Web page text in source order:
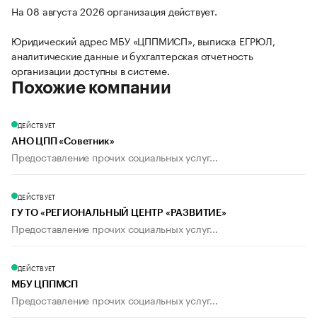
На 08 августа 2026 организация действует.
Юридический адрес МБУ «ЦППМИСП», выписка ЕГРЮЛ,
аналитические данные и бухгалтерская отчетность
организации доступны в системе.
Похожие компании
ДЕЙСТВУЕТ
АНО ЦПП «Советник»
Предоставление прочих социальных услуг...
ДЕЙСТВУЕТ
ГУ ТО «РЕГИОНАЛЬНЫЙ ЦЕНТР «РАЗВИТИЕ»
Предоставление прочих социальных услуг...
ДЕЙСТВУЕТ
МБУ ЦППМСП
Предоставление прочих социальных услуг...